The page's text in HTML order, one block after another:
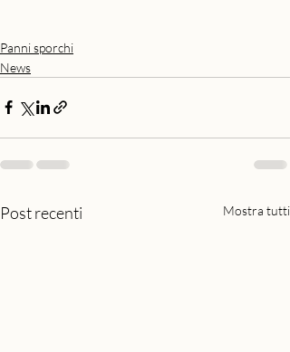
Panni sporchi
News
Post recenti Mostra tutti